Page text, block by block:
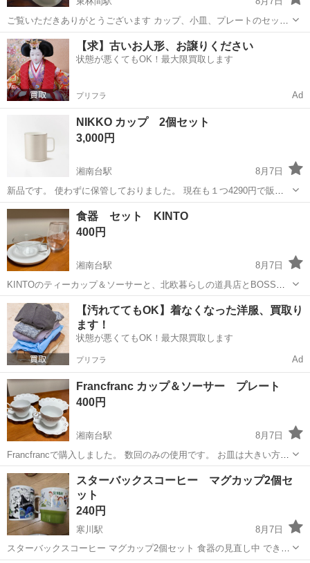
ご覧いただきありがとうございます カップ、小皿、プレートのセット
です 未使用のまま、自宅棚にて長期保管 箱はありません
神奈川 相模原市 東林間駅 食器
【求】古いお人形、お譲りください
状態が悪くてもOK！最大限買取します
プリフラ Ad
NIKKO カップ 2個セット
3,000円
湘南台駅
8月7日
新品です。 使わずに保管しておりました。 現在も１つ4290円で販売
中の商品です。 以下、サイトより引用。 シルクのような質感の絵柄の
小さめ(満水時容量 約240cc)のマグ。 カラー:シルクプラチナム(シルバ
神奈川 藤沢市 湘南台駅
食器 セット KINTO
400円
湘南台駅
8月7日
KINTOのティーカップ＆ソーサーと、北欧暮らしの道具店とBOSSコ
ラボのグラスセットです。 どちらも数回のみの使用で、目立つ傷や汚
れはありません。 KINTOは2000円弱だったかと思います。 バラ売り
不可。
神奈川 藤沢市 湘南台駅 食器 セット
【汚れててもOK】着なくなった洋服、買取り
ます！
状態が悪くてもOK！最大限買取します
プリフラ Ad
Francfranc カップ＆ソーサー プレート
400円
湘南台駅
8月7日
Francfrancで購入しました。 数回のみの使用です。 お皿は大きい方が
約19cm、小さい方が約15cmです。
神奈川 藤沢市 湘南台駅 Francfranc
スターバックスコーヒー マグカップ2個セ
ット
240円
寒川駅
8月7日
スターバックスコーヒー マグカップ2個セット 食器の見直し中 できる